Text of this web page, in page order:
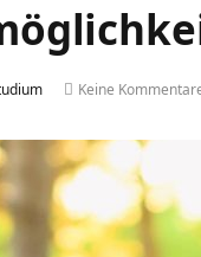
Keine